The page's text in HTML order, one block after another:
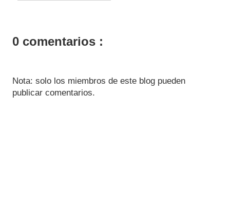
0 comentarios :
Nota: solo los miembros de este blog pueden
publicar comentarios.